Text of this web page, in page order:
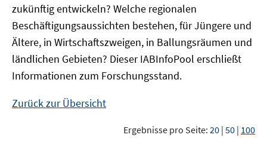
zukünftig entwickeln? Welche regionalen
Beschäftigungsaussichten bestehen, für Jüngere und
Ältere, in Wirtschaftszweigen, in Ballungsräumen und
ländlichen Gebieten? DieserIABInfoPool erschließt
Informationen zum Forschungsstand.
Zurück zur Übersicht
Ergebnisse pro Seite: 20 | 50 | 100